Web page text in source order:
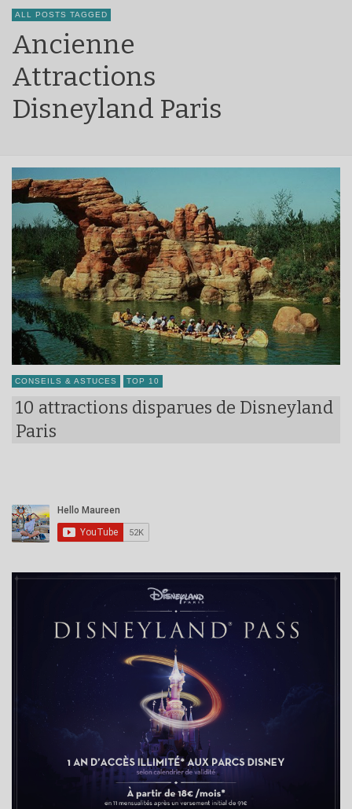
ALL POSTS TAGGED
Ancienne
Attractions
Disneyland Paris
CONSEILS & ASTUCES TOP 10
10 attractions disparues de Disneyland
Paris